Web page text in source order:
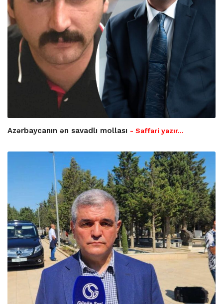
Azərbaycanın ən savadlı mollası - Saffari yazır…